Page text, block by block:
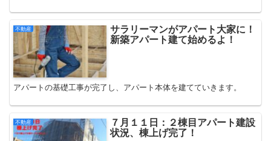
不動産 サラリーマンがアパート大家に！
新築アパート建て始めるよ！
アパートの基礎工事が完了し、アパート本体を建てていきます。
不動産 ７月１１日：２棟目アパート建設
状況、棟上げ完了！